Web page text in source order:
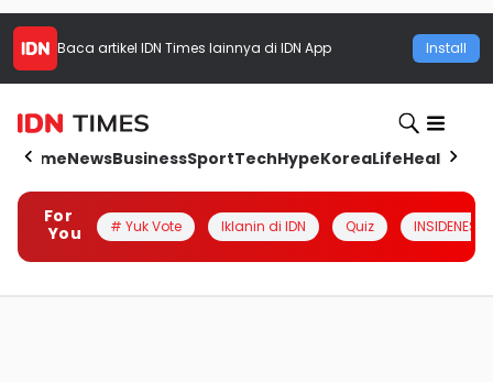
Baca artikel IDN Times lainnya di IDN App Install
HomeNewsBusinessSportTechHypeKoreaLifeHealth
For
You
# Yuk Vote Iklanin di IDN Quiz INSIDENESIA